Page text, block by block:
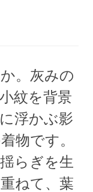
。灰みの
紋を背景
浮かぶ影
物です。
らぎを生
ねて、葉